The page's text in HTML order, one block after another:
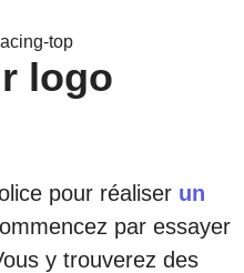
top
logo
pour réaliser un
par essayer
y trouverez des